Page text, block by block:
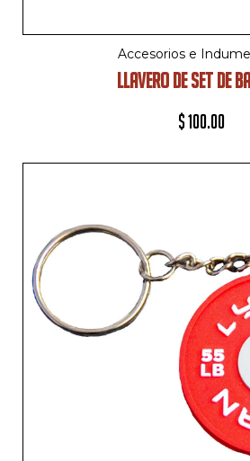
Accesorios e
LLAVERO DE SET DE
$100.00